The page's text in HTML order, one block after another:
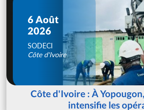
6 Août
2026
SODECI
Côte d'Ivoire
Côte d'Ivoire : À
intensifie les